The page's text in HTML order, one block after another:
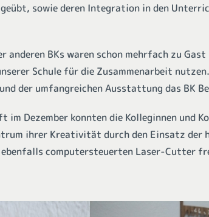
sowie deren Integration in den
anderen BKs waren schon mehrfach zu
Schule für die Zusammenarbeit
der umfangreichen Ausstattung das BK
Dezember konnten die Kolleginnen und
ihrer Kreativität durch den Einsatz der
ebenfalls computersteuerten Laser-Cutter